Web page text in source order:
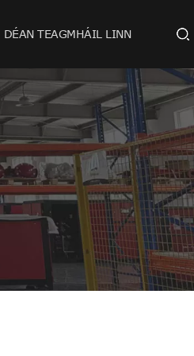
DÉAN TEAGMHÁIL LINN